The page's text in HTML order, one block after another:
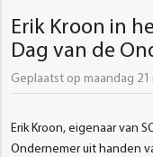
Erik Kroon in
Dag van de
Geplaatst op maandag
Erik Kroon, eigenaar van
Ondernemer uit handen